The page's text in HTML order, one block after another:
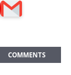
COMMENTS